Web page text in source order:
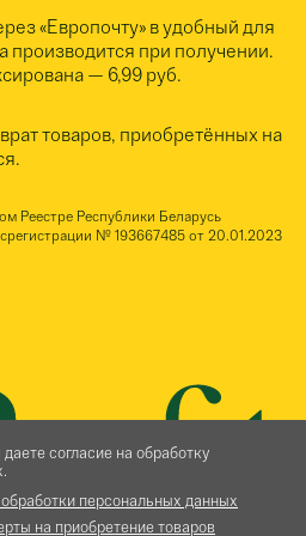
«Европочту» в удобный для
производится при получении.
— 6,99 руб.
товаров, приобретённых на
Реестре Республики Беларусь
№ 193667485 от 20.01.2023
согласие на обработку
персональных данных
на приобретение товаров